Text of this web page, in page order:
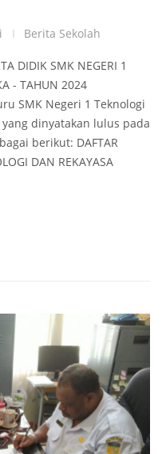
Berita Sekolah
DIDIK SMK NEGERI 1
- TAHUN 2024
SMK Negeri 1 Teknologi
dinyatakan lulus pada
berikut: DAFTAR
DAN REKAYASA